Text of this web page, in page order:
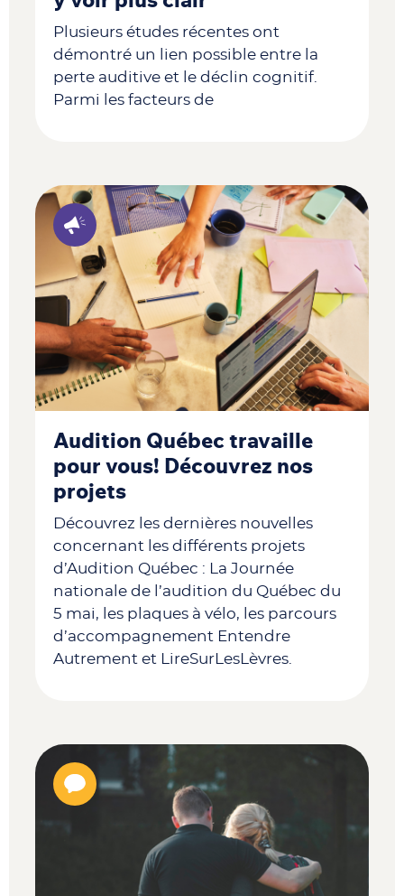
Plusieurs études récentes ont
démontré un lien possible entre la
perte auditive et le déclin cognitif.
Parmi les facteurs de
Audition Québec travaille
pour vous! Découvrez nos
projets
Découvrez les dernières nouvelles
concernant les différents projets
d’Audition Québec : La Journée
nationale de l’audition du Québec du
5 mai, les plaques à vélo, les parcours
d’accompagnement Entendre
Autrement et LireSurLesLèvres.